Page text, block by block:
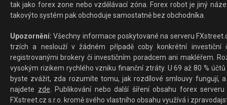
tak jako forex zone nebo vzdělávací zóna. Forex robot je jiný
takovýto systém pak obchoduje samostatně bez obchodníka.
Upozornění: Všechny informace poskytované na serveru
trzích a neslouží v žádném případě coby konkrétní investiční
registrovanými brokery či investičním poradcem ani makléřem.
vysokým rizikem rychlého vzniku finanční ztráty. U 69 až 80 %
byste zvážit, zda rozumíte tomu, jak rozdílové smlouvy fungují,
najdete zde. Publikování nebo další šíření obsahu forex
FXstreet.cz s.r.o. kromě svého vlastního obsahu využívá i